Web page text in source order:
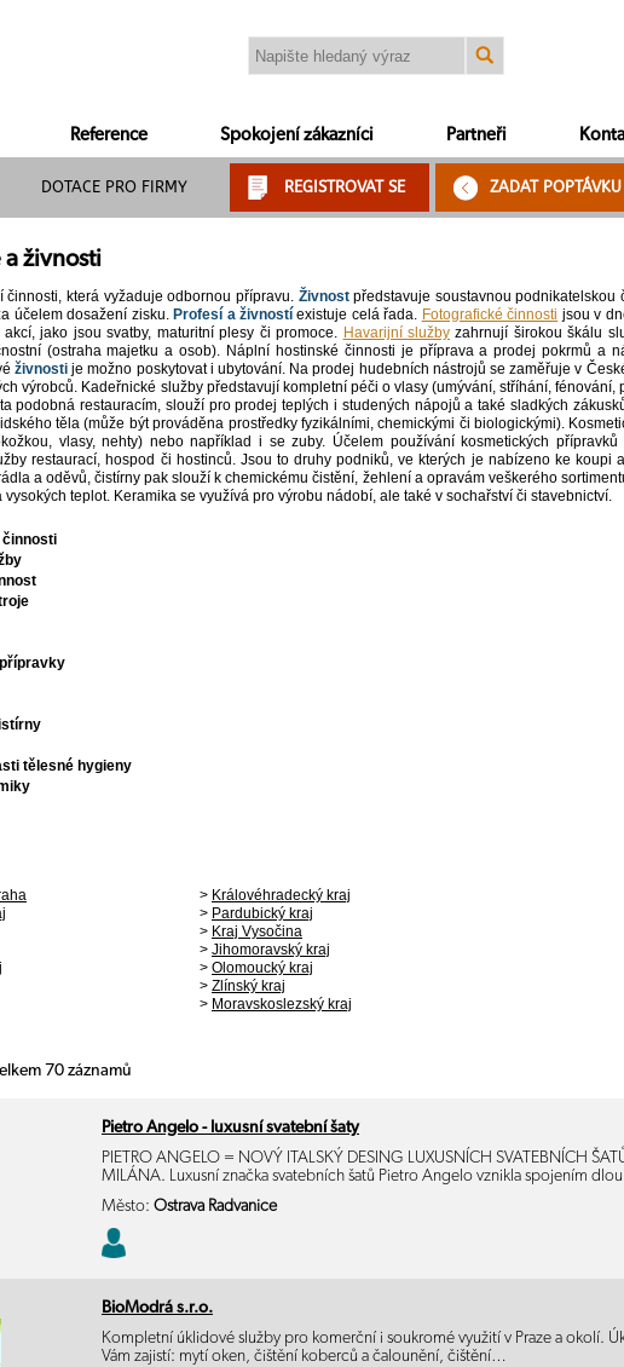
Reference Spokojení zákazníci Partneři
DOTACE PRO FIRMY REGISTROVAT SE ZADAT
a živnosti
činnosti, která vyžaduje odbornou přípravu. Živnostpředstavuje soustavnou podnikatelskou
účelem dosažení zisku. Profesí a živnostíexistuje celá řada. Fotografické činnosti jsou v
jako jsou svatby, maturitní plesy či promoce. Havarijní služby zahrnují širokou škálu
(ostraha majetku a osob). Náplní hostinské činnosti je příprava a prodej pokrmů a
živnostije možno poskytovat i ubytování. Na prodej hudebních nástrojů se zaměřuje v
výrobců. Kadeřnické služby představují kompletní péči o vlasy (umývání, stříhání,
podobná restauracím, slouží pro prodej teplých i studených nápojů a také sladkých
těla (může být prováděna prostředky fyzikálními, chemickými či biologickými).
vlasy, nehty) nebo například i se zuby. Účelem používání kosmetických
restaurací, hospod či hostinců. Jsou to druhy podniků, ve kterých je nabízeno ke
a oděvů, čistírny pak slouží k chemickému čistění, žehlení a opravám veškerého
teplot. Keramika se využívá pro výrobu nádobí, ale také v sochařství či stavebnictví.
činnosti
tělesné hygieny
> Královéhradecký kraj
> Pardubický kraj
> Kraj Vysočina
> Jihomoravský kraj
> Olomoucký kraj
> Zlínský kraj
> Moravskoslezský kraj
70 záznamů
Pietro Angelo - luxusní svatební šaty
PIETRO ANGELO = NOVÝ ITALSKÝ DESING LUXUSNÍCH SVATEBNÍCH
MILÁNA. Luxusní značka svatebních šatů Pietro Angelo vznikla spojením
Město: Ostrava Radvanice
BioModrá s.r.o.
Kompletní úklidové služby pro komerční i soukromé využití v Praze a okolí.
Vám zajistí: mytí oken, čištění koberců a čalounění, čištění…